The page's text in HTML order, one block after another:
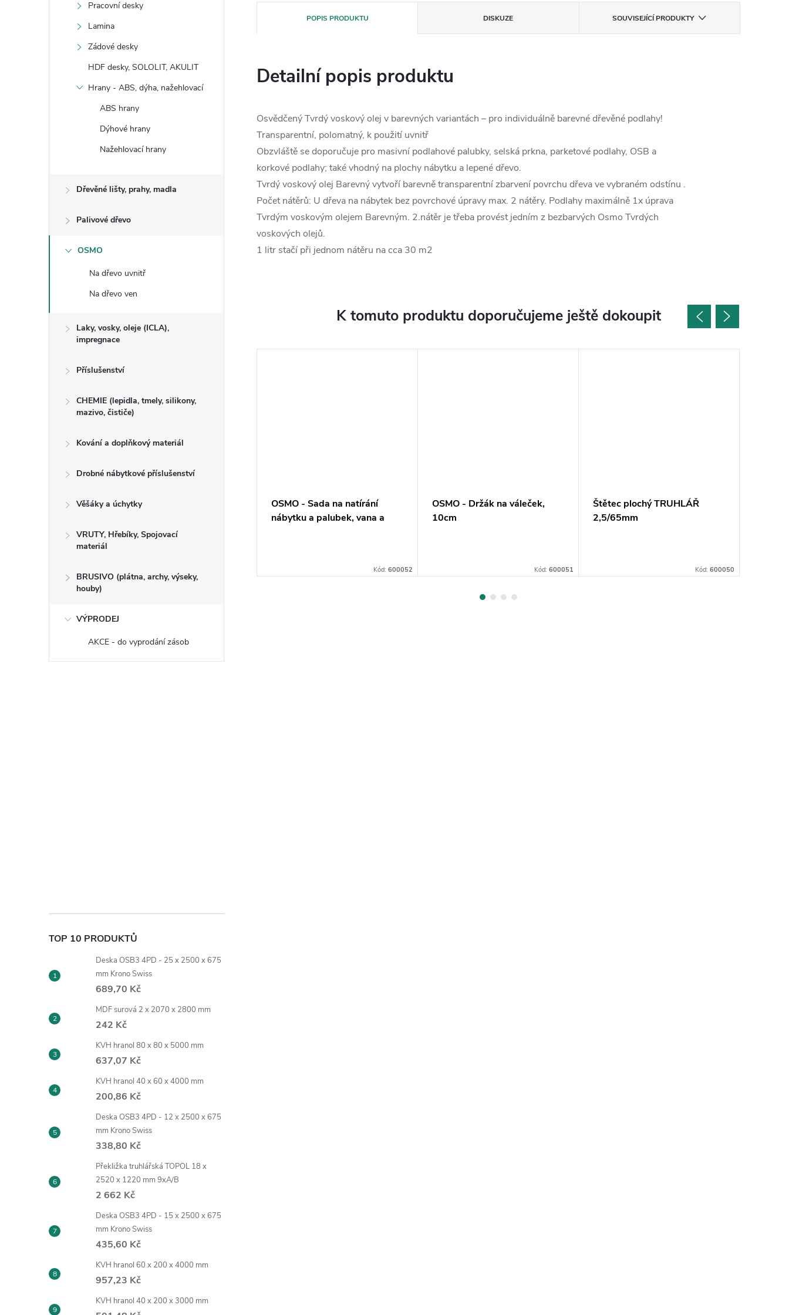
Pracovní desky
Lamina
Zádové desky
HDF desky, SOLOLIT, AKULIT
Hrany - ABS, dýha, nažehlovací
ABS hrany
Dýhové hrany
Nažehlovací hrany
Dřevěné lišty, prahy, madla
Palivové dřevo
OSMO
Na dřevo uvnitř
Na dřevo ven
Laky, vosky, oleje (ICLA),
impregnace
Příslušenství
CHEMIE (lepidla, tmely, silikony,
mazivo, čističe)
Kování a doplňkový materiál
Drobné nábytkové příslušenství
Věšáky a úchytky
VRUTY, Hřebíky, Spojovací
materiál
BRUSIVO (plátna, archy, výseky,
houby)
VÝPRODEJ
AKCE - do vyprodání zásob
TOP 10 PRODUKTŮ
Deska OSB3 4PD - 25 x 2500 x 675
mm Krono Swiss
689,70 Kč
MDF surová 2 x 2070 x 2800 mm
242 Kč
KVH hranol 80 x 80 x 5000 mm
637,07 Kč
KVH hranol 40 x 60 x 4000 mm
200,86 Kč
Deska OSB3 4PD - 12 x 2500 x 675
mm Krono Swiss
338,80 Kč
Překližka truhlářská TOPOL 18 x
2520 x 1220 mm 9xA/B
2 662 Kč
Deska OSB3 4PD - 15 x 2500 x 675
mm Krono Swiss
435,60 Kč
KVH hranol 60 x 200 x 4000 mm
957,23 Kč
KVH hranol 40 x 200 x 3000 mm
POPIS PRODUKTU DISKUZE SOUVISEJÍCÍ PRODUKTY
Detailní popis produktu
Osvědčený Tvrdý voskový olej v barevných variantách – pro individuálně barevné dřevěné podlahy!
Transparentní, polomatný, k použití uvnitř
Obzvláště se doporučuje pro masivní podlahové palubky, selská prkna, parketové podlahy, OSB a
korkové podlahy; také vhodný na plochy nábytku a lepené dřevo.
Tvrdý voskový olej Barevný vytvoří barevně transparentní zbarvení povrchu dřeva ve vybraném odstínu .
Počet nátěrů: U dřeva na nábytek bez povrchové úpravy max. 2 nátěry. Podlahy maximálně 1x úprava
Tvrdým voskovým olejem Barevným. 2.nátěr je třeba provést jedním z bezbarvých Osmo Tvrdých
voskových olejů.
1 litr stačí při jednom nátěru na cca 30 m2
K tomuto produktu doporučujeme ještě dokoupit
OSMO - Náhradní válečky k
palubek/nábytku
OSMO - Sada na natírání
nábytku a palubek, vana a
Kód: 600052
OSMO - Držák na váleček,
10cm
Kód: 600051
Štětec plochý TRUHLÁŘ
2,5/65mm
Kód: 600050